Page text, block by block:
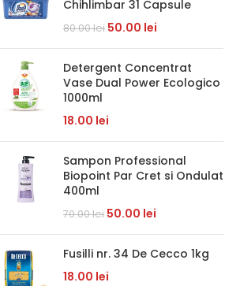
Chihlimbar 31 Capsule
80.00lei 50.00 lei
Detergent Concentrat
Vase Dual Power Ecologico
1000ml
18.00 lei
Sampon Professional
Biopoint Par Cret si Ondulat
400ml
70.00lei 50.00 lei
Fusilli nr. 34 De Cecco 1kg
18.00 lei